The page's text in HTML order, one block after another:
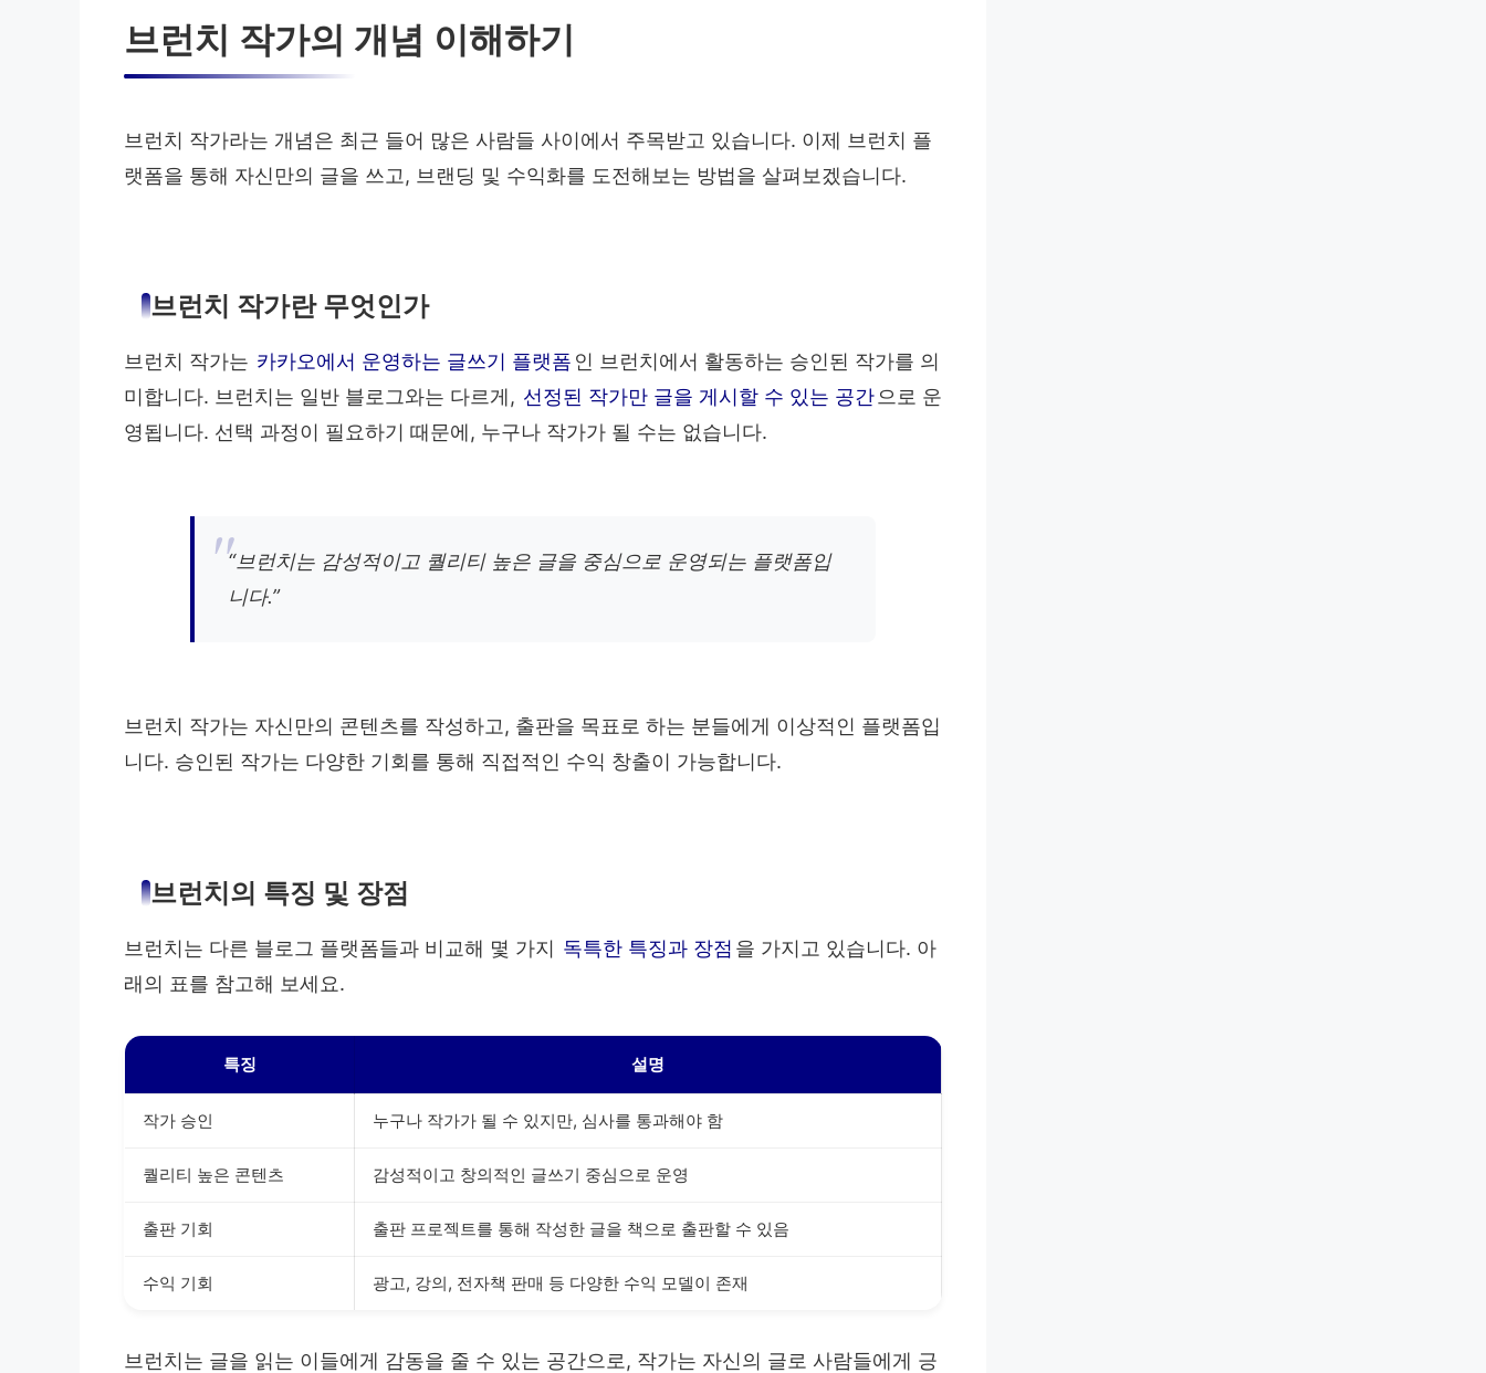
브런치 작가의 개념 이해하기
브런치 작가라는 개념은 최근 들어 많은 사람들 사이에서 주목받고 있습니다. 이제 브런치 플
랫폼을 통해 자신만의 글을 쓰고, 브랜딩 및 수익화를 도전해보는 방법을 살펴보겠습니다.
브런치 작가란 무엇인가
브런치 작가는 카카오에서 운영하는 글쓰기 플랫폼 인 브런치에서 활동하는 승인된 작가를 의
미합니다. 브런치는 일반 블로그와는 다르게, 선정된 작가만 글을 게시할 수 있는 공간으로 운
영됩니다. 선택 과정이 필요하기 때문에, 누구나 작가가 될 수는 없습니다.
“브런치는 감성적이고 퀄리티 높은 글을 중심으로 운영되는 플랫폼입
니다.”
브런치 작가는 자신만의 콘텐츠를 작성하고, 출판을 목표로 하는 분들에게 이상적인 플랫폼입
니다. 승인된 작가는 다양한 기회를 통해 직접적인 수익 창출이 가능합니다.
브런치의 특징 및 장점
브런치는 다른 블로그 플랫폼들과 비교해 몇 가지 독특한 특징과 장점 을 가지고 있습니다. 아
래의 표를 참고해 보세요.
특징 설명
작가 승인 누구나 작가가 될 수 있지만, 심사를 통과해야 함
퀄리티 높은 콘텐츠 감성적이고 창의적인 글쓰기 중심으로 운영
출판 기회 출판 프로젝트를 통해 작성한 글을 책으로 출판할 수 있음
수익 기회 광고, 강의, 전자책 판매 등 다양한 수익 모델이 존재
브런치는 글을 읽는 이들에게 감동을 줄 수 있는 공간으로, 작가는 자신의 글로 사람들에게 긍